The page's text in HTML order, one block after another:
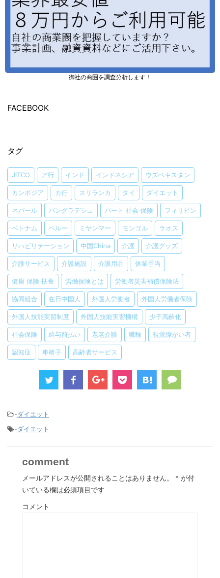
御社の商圏を調査分析します！
FACEBOOK
タグ
JITCO ア行 インド インドネシア ウズベキスタン
カンボジア カ行 スリランカ タイ ダイエット
ネパール バングラデシュ パート 社会 保険 フィリピン
ベトナム ペルー ミヤンマー モンゴル ラオス
リハビリテーション 中国China 介護 介護グッズ
介護サービス 介護施設 介護用品 休業手当
健康 保険 扶養 労働保険とは 労働者災害補償保険法
協同組合 在日中国人 外国人労働者 外国人労働者保険
外国人技能実習制度 外国人技能実習機構 少子高齢化
社会保険 給与前払い 老老介護 職種 視覚障がい者
認知症 車椅子 高齢者サービス
-ダイエット
-ダイエット
comment
メールアドレスが公開されることはありません。 * が付
いている欄は必須項目です
コメント